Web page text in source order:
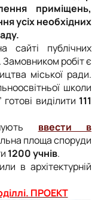
приміщень,
усіх необхідних
сайті публічних
Замовником робіт є
міської ради.
школи
виділити 111
ввести в
площа споруди
1200 учнів.
в архітектурній
ПРОЕКТ